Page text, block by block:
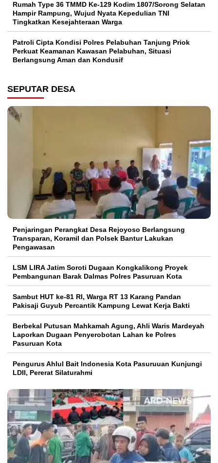
Rumah Type 36 TMMD Ke-129 Kodim 1807/Sorong Selatan
Hampir Rampung, Wujud Nyata Kepedulian TNI
Tingkatkan Kesejahteraan Warga
Patroli Cipta Kondisi Polres Pelabuhan Tanjung Priok
Perkuat Keamanan Kawasan Pelabuhan, Situasi
Berlangsung Aman dan Kondusif
SEPUTAR DESA
Penjaringan Perangkat Desa Rejoyoso Berlangsung
Transparan, Koramil dan Polsek Bantur Lakukan
Pengawasan
LSM LIRA Jatim Soroti Dugaan Kongkalikong Proyek
Pembangunan Barak Dalmas Polres Pasuruan Kota
Sambut HUT ke-81 RI, Warga RT 13 Karang Pandan
Pakisaji Guyub Percantik Kampung Lewat Kerja Bakti
Berbekal Putusan Mahkamah Agung, Ahli Waris Mardeyah
Laporkan Dugaan Penyerobotan Lahan ke Polres
Pasuruan Kota
Pengurus Ahlul Bait Indonesia Kota Pasuruuan Kunjungi
LDII, Pererat Silaturahmi